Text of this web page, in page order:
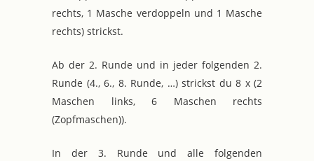
rechts, 1 Masche verdoppeln und 1 Masche
rechts) strickst.
Ab der 2. Runde und in jeder folgenden 2.
Runde (4., 6., 8. Runde, …) strickst du 8 x (2
Maschen links, 6 Maschen rechts
(Zopfmaschen)).
In der 3. Runde und alle folgenden